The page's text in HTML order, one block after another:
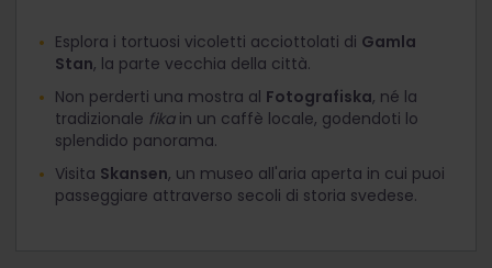
Esplora i tortuosi vicoletti acciottolati di Gamla
Stan, la parte vecchia della città.
Non perderti una mostra al Fotografiska, né la
tradizionale fikain un caffè locale, godendoti lo
splendido panorama.
Visita Skansen, un museo all'aria aperta in cui puoi
passeggiare attraverso secoli di storia svedese.